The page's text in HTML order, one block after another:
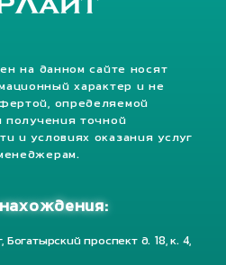
на данном сайте носят
характер и не
определяемой
получения точной
и условиях оказания услуг
проспект д. 18, к. 4,